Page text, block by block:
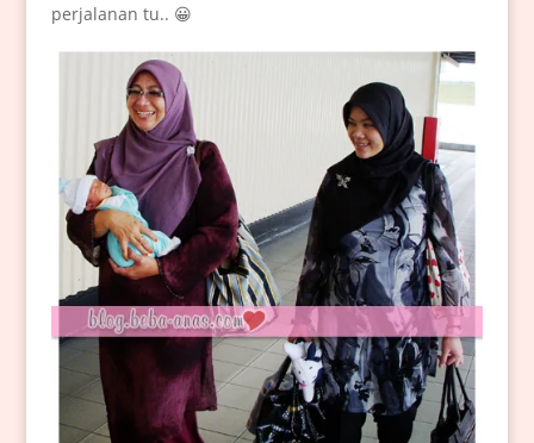
perjalanan tu.. 😀